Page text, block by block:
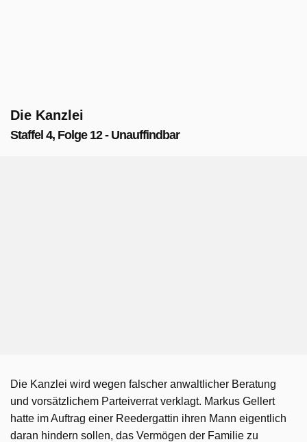
Die Kanzlei
Staffel 4, Folge 12 - Unauffindbar
Die Kanzlei wird wegen falscher anwaltlicher Beratung
und vorsätzlichem Parteiverrat verklagt. Markus Gellert
hatte im Auftrag einer Reedergattin ihren Mann eigentlich
daran hindern sollen, das Vermögen der Familie zu